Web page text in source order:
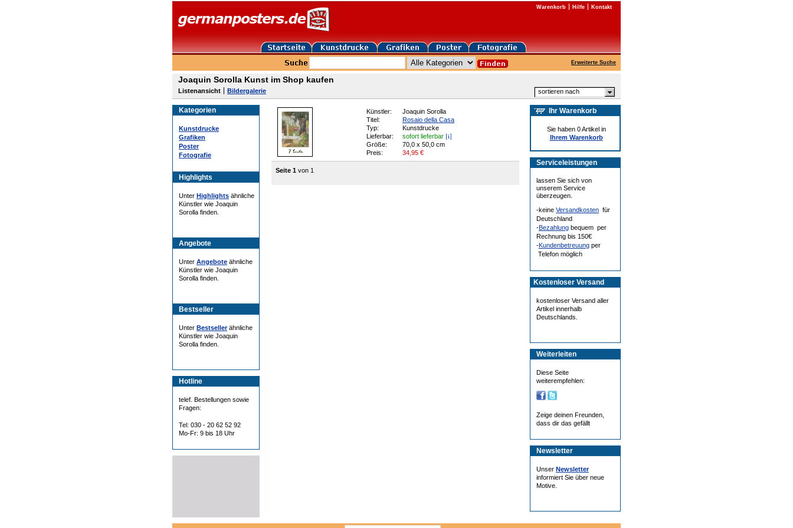
Warenkorb Hilfe Kontakt
Erweiterte Suche
Joaquin Sorolla Kunst im Shop kaufen
Listenansicht Bildergalerie sortieren nach
Kategorien
Kunstdrucke
Grafiken
Poster
Fotografie
Highlights
Unter Highlights ähnliche
Künstler wie Joaquin
Sorolla finden.
Angebote
Unter Angebote ähnliche
Künstler wie Joaquin
Sorolla finden.
Bestseller
Unter Bestsellerähnliche
Künstler wie Joaquin
Sorolla finden.
Hotline
telef. Bestellungen sowie
Fragen:
Tel: 030 - 20 62 52 92
Mo-Fr: 9 bis 18 Uhr
Künstler:
Joaquin Sorolla
Titel:
Rosaio della Casa
Typ:
Kunstdrucke
Lieferbar:
sofort lieferbar [i]
Größe:
70,0 x 50,0 cm
Preis:
34,95 €
Seite 1 von 1
Ihr Warenkorb
Sie haben 0 Artikel in
Ihrem Warenkorb
Serviceleistungen
lassen Sie sich von
unserem Service
überzeugen.
-keine Versandkosten für
Deutschland
-Bezahlung bequem per
Rechnung bis 150€
-Kundenbetreuung per
Telefon möglich
Kostenloser Versand
kostenloser Versand aller
Artikel innerhalb
Deutschlands.
Weiterleiten
Diese Seite
weiterempfehlen:
Zeige deinen Freunden,
dass dir das gefällt
Newsletter
Unser Newsletter
informiert Sie über neue
Motive.